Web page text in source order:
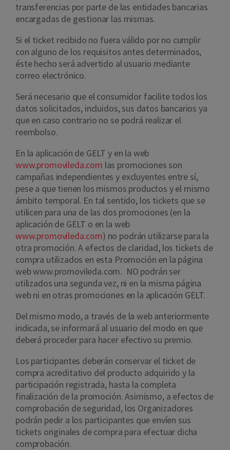
transferencias por parte de las entidades bancarias
encargadas de gestionar las mismas.
Si el ticket recibido no fuera válido por no cumplir
con alguno de los requisitos antes determinados,
éste hecho será advertido al usuario mediante
correo electrónico.
Será necesario que el consumidor facilite todos los
datos solicitados, incluidos, sus datos bancarios ya
que en caso contrario no se podrá realizar el
reembolso.
En la aplicación de GELT y en la web
www.promovileda.com las promociones son
campañas independientes y excluyentes entre sí,
pese a que tienen los mismos productos y el mismo
ámbito temporal. En tal sentido, los tickets que se
utilicen para una de las dos promociones (en la
aplicación de GELT o en la web
www.promovileda.com) no podrán utilizarse para la
otra promoción. A efectos de claridad, los tickets de
compra utilizados en esta Promoción en la página
web www.promovileda.com. NO podrán ser
utilizados una segunda vez, ni en la misma página
web ni en otras promociones en la aplicación GELT.
Del mismo modo, a través de la web anteriormente
indicada, se informará al usuario del modo en que
deberá proceder para hacer efectivo su premio.
Los participantes deberán conservar el ticket de
compra acreditativo del producto adquirido y la
participación registrada, hasta la completa
finalización de la promoción. Asimismo, a efectos de
comprobación de seguridad, los Organizadores
podrán pedir a los participantes que envíen sus
tickets originales de compra para efectuar dicha
comprobación.